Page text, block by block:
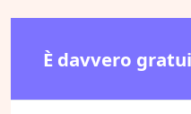
È davvero